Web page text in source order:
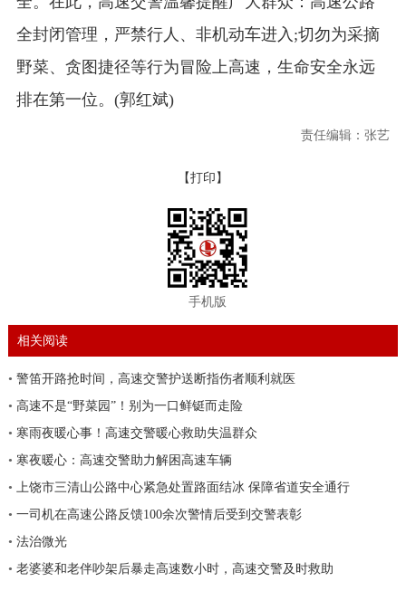
全封闭管理，严禁行人、非机动车进入;切勿为采摘
野菜、贪图捷径等行为冒险上高速，生命安全永远
排在第一位。(郭红斌)
责任编辑：张艺
【打印】
手机版
相关阅读
• 警笛开路抢时间，高速交警护送断指伤者顺利就医
• 高速不是“野菜园”！别为一口鲜铤而走险
• 寒雨夜暖心事！高速交警暖心救助失温群众
• 寒夜暖心：高速交警助力解困高速车辆
• 上饶市三清山公路中心紧急处置路面结冰 保障省道安全通行
• 一司机在高速公路反馈100余次警情后受到交警表彰
• 法治微光
• 老婆婆和老伴吵架后暴走高速数小时，高速交警及时救助